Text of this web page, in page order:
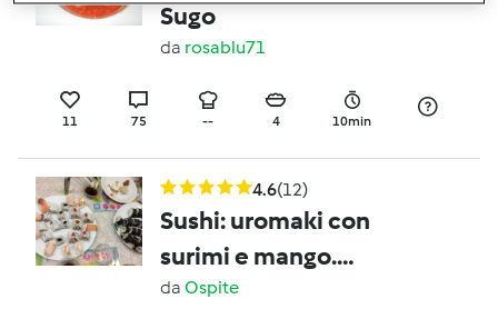
Sugo
da rosablu71
11 75 -- 4 10min
4.6(12)
Sushi: uromaki con
surimi e mango.
Futomaki con insalata
da Ospite